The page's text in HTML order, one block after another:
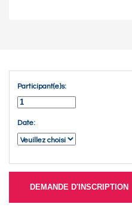
Participant(e)s:
Date:
DEMANDE D'INSCRIPTION